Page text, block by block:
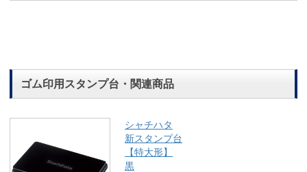
ゴム印用スタンプ台・関連商品
シャチハタ
新スタンプ台
【特大形】
黒